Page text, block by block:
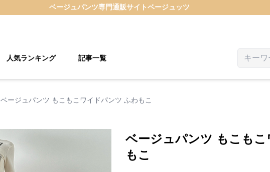
ベージュパンツ専門通販サイトベージュッツ
人気ランキング 記事一覧
ベージュパンツ もこもこワイドパンツ ふわもこ
ベージュパンツ もこも
もこ